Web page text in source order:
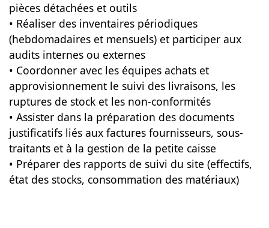
pièces détachées et outils
• Réaliser des inventaires périodiques
(hebdomadaires et mensuels) et participer aux
audits internes ou externes
• Coordonner avec les équipes achats et
approvisionnement le suivi des livraisons, les
ruptures de stock et les non-conformités
• Assister dans la préparation des documents
justificatifs liés aux factures fournisseurs, sous-
traitants et à la gestion de la petite caisse
• Préparer des rapports de suivi du site (effectifs,
état des stocks, consommation des matériaux)